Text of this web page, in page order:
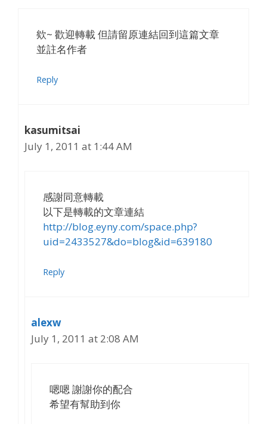
欸~ 歡迎轉載 但請留原連結回到這篇文章
並註名作者
Reply
kasumitsai
July 1, 2011 at 1:44 AM
感謝同意轉載
以下是轉載的文章連結
http://blog.eyny.com/space.php?
uid=2433527&do=blog&id=639180
Reply
alexw
July 1, 2011 at 2:08 AM
嗯嗯 謝謝你的配合
希望有幫助到你